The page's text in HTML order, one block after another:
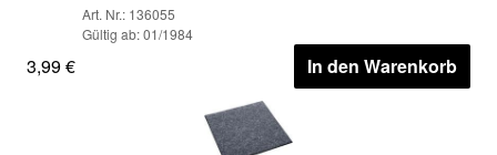
Art. Nr.: 136055
Gültig ab: 01/1984
3,99 € In den Warenkorb